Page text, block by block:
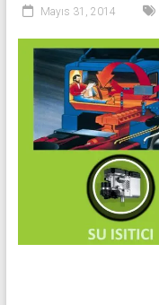
Mayıs 31, 2014